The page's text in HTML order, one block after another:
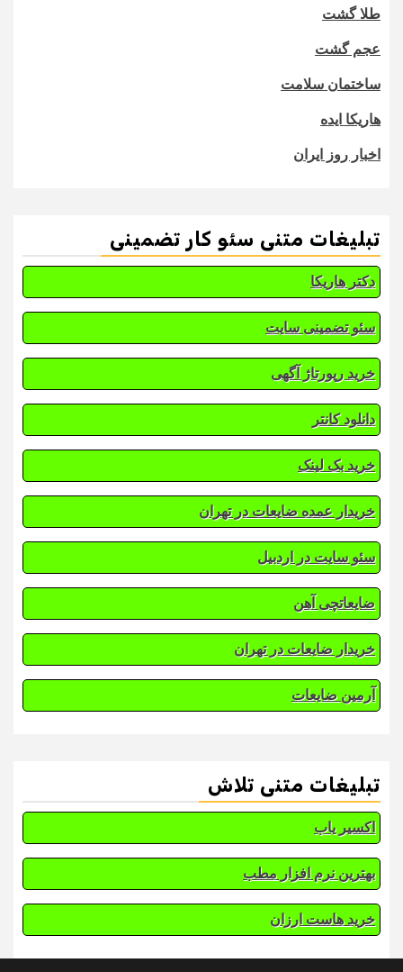
طلا گشت
عجم گشت
ساختمان سلامت
هاریکا ایده
اخبار روز ایران
تبلیغات متنی سئو کار تضمینی
دکتر هاریکا
سئو تضمینی سایت
خرید رپورتاژ آگهی
دانلود کانتر
خرید بک لینک
خریدار عمده ضایعات در تهران
سئو سایت در اردبیل
ضایعاتچی آهن
خریدار ضایعات در تهران
آرمین ضایعات
تبلیغات متنی تلاش
اکسیر یاب
بهترین نرم افزار مطب
خرید هاست ارزان